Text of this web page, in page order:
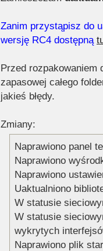
Zanim przystąpisz do
wersję RC4 dostępną
Przed rozpakowaniem
zapasowej całego
jakieś błędy.
Zmiany:
Naprawiono panel
Naprawiono
Naprawiono
Uaktualniono
W statusie
W statusie
wykrytych
Naprawiono plik